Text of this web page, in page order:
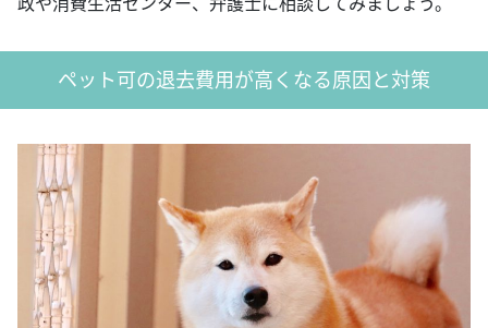
ペット可の退去費用が高くなる原因と対策